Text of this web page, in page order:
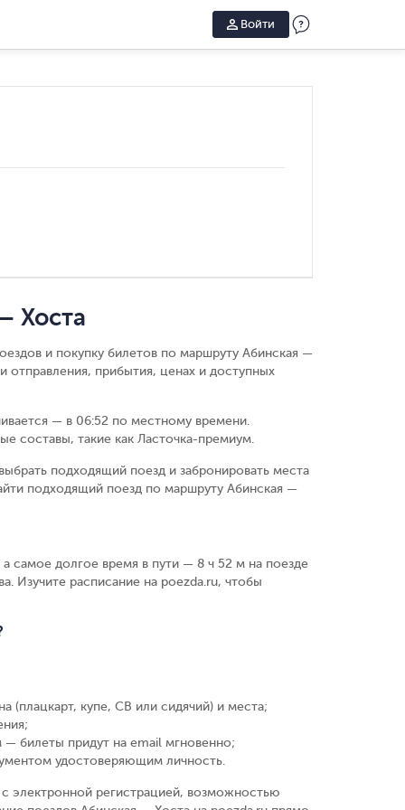
Войти
Хоста
и покупку билетов по маршруту Абинская —
прибытия, ценах и доступных
— в 06:52 по местному времени.
составы, такие как Ласточка-премиум.
подходящий поезд и забронировать места
подходящий поезд по маршруту Абинская —
самое долгое время в пути — 8 ч 52 м на поезде
Изучите расписание на poezda.ru, чтобы
(плацкарт, купе, СВ или сидячий) и места;
;
билеты придут на email мгновенно;
удостоверяющим личность.
электронной регистрацией, возможностью